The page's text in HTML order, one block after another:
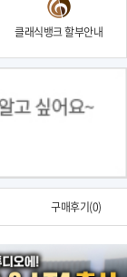
클래식뱅크 할부안내
구매후기(0)